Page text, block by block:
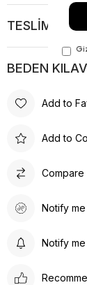
TESLİMAT
BEDEN
Add to
Add to
Compare
Notify
Notify